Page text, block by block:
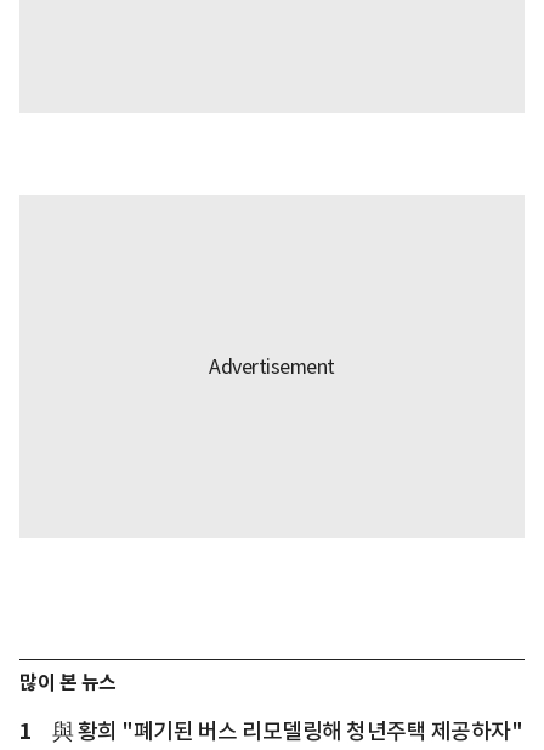
많이 본 뉴스
1 與 황희 "폐기된 버스 리모델링해 청년주택 제공하자"